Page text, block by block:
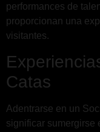
performances de
proporcionan una
visitantes.
Catas
Adentrarse en un
significar sumergirse